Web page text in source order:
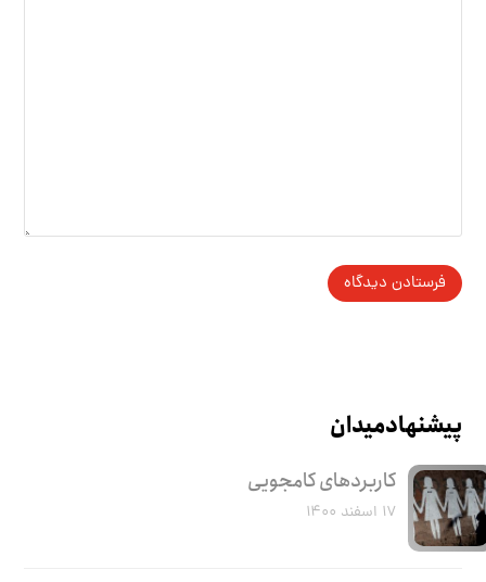
پیشنهاد میدان
کاربرد‌های کامجویی
۱۷ اسفند ۱۴۰۰